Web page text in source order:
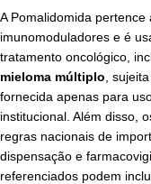
A Pomalidomida
imunomoduladores e é
tratamento oncológico,
mieloma múltiplo ,
fornecida apenas para
institucional. Além disso,
regras nacionais de
dispensação e
referenciados podem